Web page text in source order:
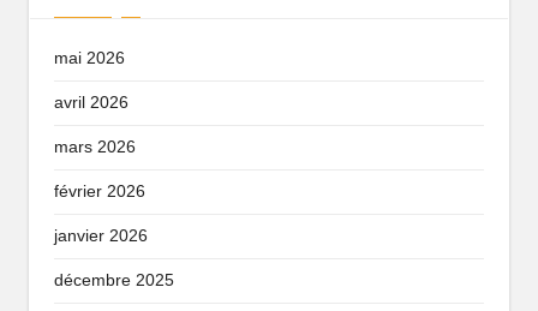
mai 2026
avril 2026
mars 2026
février 2026
janvier 2026
décembre 2025